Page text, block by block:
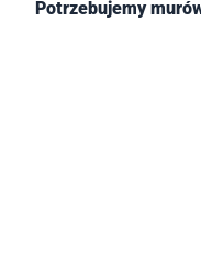
Potrzebujemy